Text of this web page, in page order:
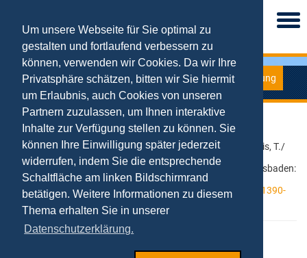
Um unsere Webseite für Sie optimal zu
gestalten und fortlaufend verbessern zu
können, verwenden wir Cookies. Da wir Ihre
Privatsphäre schätzen, bitten wir Sie hiermit
um Erlaubnis, auch Cookies von unseren
Partnern zuzulassen, um Ihnen interaktive
Inhalte zur Verfügung stellen zu können. Sie
können Ihre Einwilligung später jederzeit
widerrufen, indem Sie die entsprechende
Schaltfläche am linken Bildschirmrand
betätigen. Weitere Informationen zu diesem
Thema erhalten Sie in unserer
Datenschutzerklärung.
Forschung
2017-2018
Kollmann, Tobias (2018)
Die Digitale Transformation in der Küche. In: Ghadiri, A./ Vilgis, T./
Bosbach, T. (Hrsg): Wissen schmeckt - Die Magie der
Wissenschaften beim Kochen erklärt – mit 16 Rezepten, Wiesbaden:
Springer, S.147-167. doi:
https://link.springer.com/chapter/10.1007%2F978-3-658-21390-
9_8.